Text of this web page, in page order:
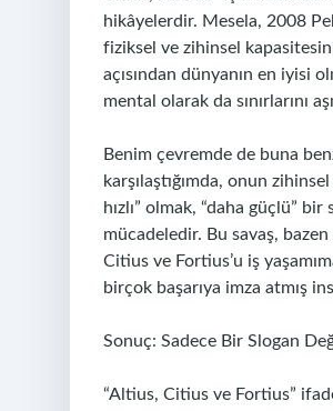
hikâyelerdir. Mesela, 2008
fiziksel ve zihinsel
açısından dünyanın en iyisi
mental olarak da sınırlarını
Benim çevremde de buna
karşılaştığımda, onun
hızlı” olmak, “daha güçlü”
mücadeledir. Bu savaş,
Citius ve Fortius’u iş
birçok başarıya imza atmış
Sonuç: Sadece Bir Slogan
“Altius, Citius ve Fortius”